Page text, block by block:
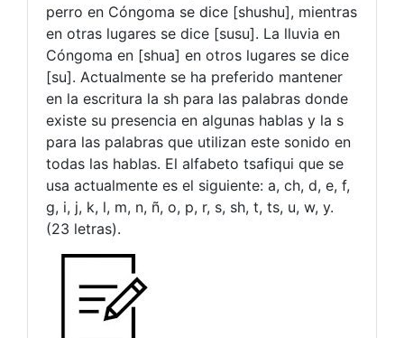
perro en Cóngoma se dice [shushu], mientras
en otras lugares se dice [susu]. La lluvia en
Cóngoma en [shua] en otros lugares se dice
[su]. Actualmente se ha preferido mantener
en la escritura la sh para las palabras donde
existe su presencia en algunas hablas y la s
para las palabras que utilizan este sonido en
todas las hablas. El alfabeto tsafiqui que se
usa actualmente es el siguiente: a, ch, d, e, f,
g, i, j, k, l, m, n, ñ, o, p, r, s, sh, t, ts, u, w, y.
(23 letras).